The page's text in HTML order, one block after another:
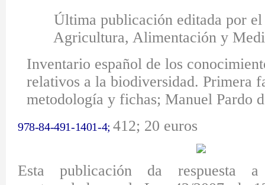
Última publicación editada por
Agricultura, Alimentación y
Inventario español de los
relativos a la biodiversidad. Primera
metodología y fichas; Manuel Pardo
978-84-491-1401-4;412; 20 euros
Esta publicación da respuesta a